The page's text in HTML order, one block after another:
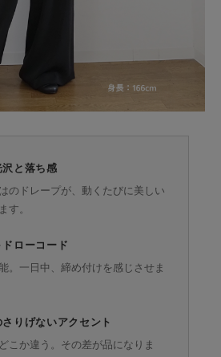
沢と落ち感
のドレープが、動くたびに美しい
す。
ローコード
。一日中、締め付けを感じさせま
りげないアクセント
こか違う。その差が品になりま